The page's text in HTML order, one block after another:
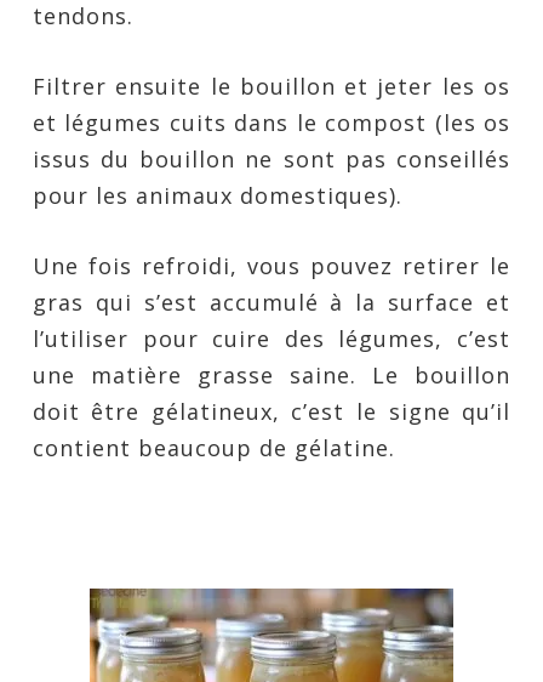
tendons.
Filtrer ensuite le bouillon et jeter les os
et légumes cuits dans le compost (les os
issus du bouillon ne sont pas conseillés
pour les animaux domestiques).
Une fois refroidi, vous pouvez retirer le
gras qui s’est accumulé à la surface et
l’utiliser pour cuire des légumes, c’est
une matière grasse saine. Le bouillon
doit être gélatineux, c’est le signe qu’il
contient beaucoup de gélatine.